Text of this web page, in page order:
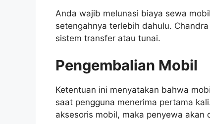
Anda wajib melunasi biaya sewa
setengahnya terlebih dahulu.
sistem transfer atau tunai.
Pengembalian Mobil
Ketentuan ini menyatakan bahwa
saat pengguna menerima pertama
aksesoris mobil, maka penyewa akan